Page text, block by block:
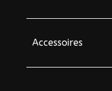
Accessoires